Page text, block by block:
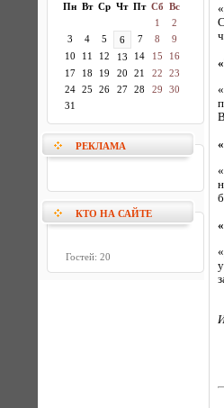
Пн Вт Ср Чт Пт Сб Вс
1
2
3
4 5 6 7 8
9
10
11 12 13 14 15
16
17
18 19 20 21 22
23
24
25 26 27 28 29
30
31
РЕКЛАМА
КТО НА САЙТЕ
Гостей: 20